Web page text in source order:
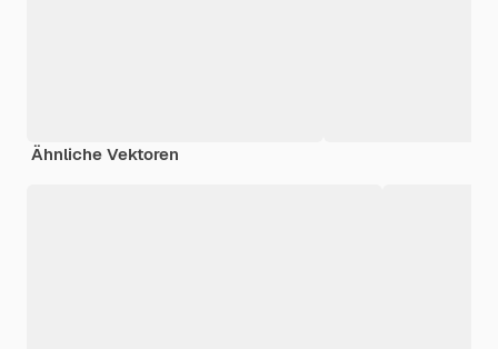
Ähnliche Vektoren